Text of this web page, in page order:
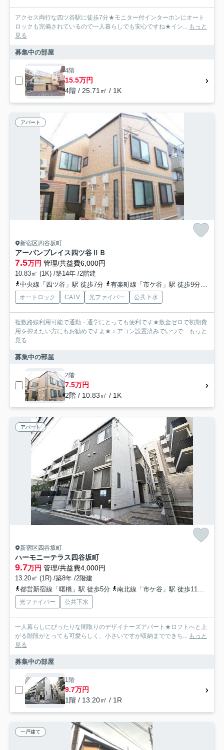
アクセス両行な四ツ谷駅に徒歩7分★モニター付インターホンにオート
ロックも完備されているので一人暮らしでも安心ですね★イン... もっと
見る
募集中の部屋
4階
15.5万円
4階 / 25.71㎡ / 1K
アパート
新宿区四谷坂町
アーバンプレイス四ツ谷ⅡＢ
7.5万円 管理/共益費6,000円
10.83㎡ (1K) /築14年 /2階建
中央線「四ツ谷」駅 徒歩7分
有楽町線「市ケ谷」駅 徒歩9分
オートロック CATV 光ファイバー 公共下水
複数路線利用可能で通勤・通学にとっても便利です★敷金ゼロで初期費
用を抑えたい方にもお勧めですよ★エアコン設置済みでいつで... もっと
見る
募集中の部屋
2階
7.5万円
2階 / 10.83㎡ / 1K
アパート
新宿区四谷坂町
ハーモニーテラス四谷坂町
9.7万円 管理/共益費4,000円
13.20㎡ (1R) /築8年 /2階建
都営新宿線「曙橋」駅 徒歩5分
南北線「市ケ谷」駅 徒歩11分
光ファイバー 公共下水
一人暮らしにぴったりな間取りのデザイナーズアパート★ロフトへと上
がる階段がとっても可愛らしく、小さいですが収納までできち... もっと
見る
募集中の部屋
1階
9.7万円
1階 / 13.20㎡ / 1R
一戸建て